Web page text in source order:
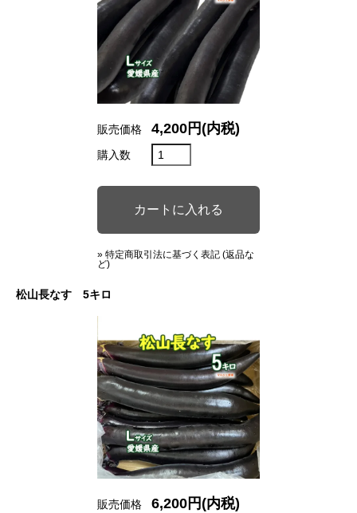
販売価格 4,200円(内税)
購入数
» 特定商取引法に基づく表記 (返品な
ど)
松山長なす 5キロ
販売価格 6,200円(内税)